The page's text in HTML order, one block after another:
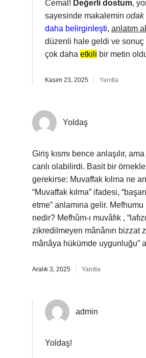
Cemal! Değerli dostum,
sayesinde makalemin odak
daha belirginleşti, anlatım
düzenli hale geldi ve sonuç
çok daha etkili bir metin
Kasım 23, 2025 Yanıtla
Yoldaş
Giriş kısmı bence anlaşılır,
canlı olabilirdi. Basit bir
gerekirse: Muvaffak kılma ne
“Muvaffak kılma” ifadesi,
etme” anlamına gelir. Mefhumu
nedir? Mefhûm-ı muvâfık ,
zikredilmeyen mânânın bizzat
mânâya hükümde uygunluğu”
Aralık 3, 2025 Yanıtla
admin
Yoldaş!